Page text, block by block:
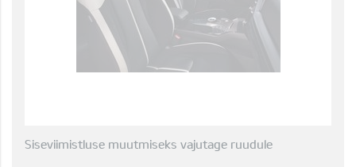
Siseviimistluse muutmiseks vajutage ruudule